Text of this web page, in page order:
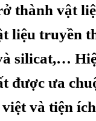
thành vật
liệu truyền
silicat,…
được ưa
và tiện